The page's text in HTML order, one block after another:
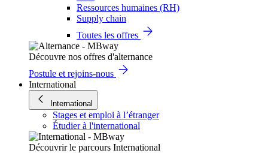
Ressources humaines (RH)
Supply chain
Toutes les offres
Découvre nos offres d'alternance
Postule et rejoins-nous
International
International
Stages et emploi à l’étranger
Étudier à l'international
Découvrir le parcours International